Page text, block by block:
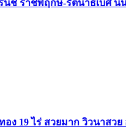
ราชพฤกษ์-รัตนาธิเบศ นน
19 ไร่ สวยมาก วิวนาสวย